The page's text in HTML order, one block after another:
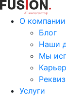
О компании
Блог
Наши
Мы
Услуги